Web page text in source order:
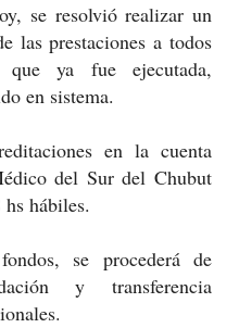
se resolvió realizar un
las prestaciones a todos
que ya fue ejecutada,
en sistema.
en la cuenta
del Sur del Chubut
hábiles.
se procederá de
y transferencia